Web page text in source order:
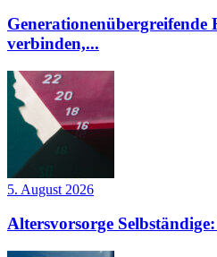
Generationenübergreifende
verbinden,...
5. August 2026
Altersvorsorge